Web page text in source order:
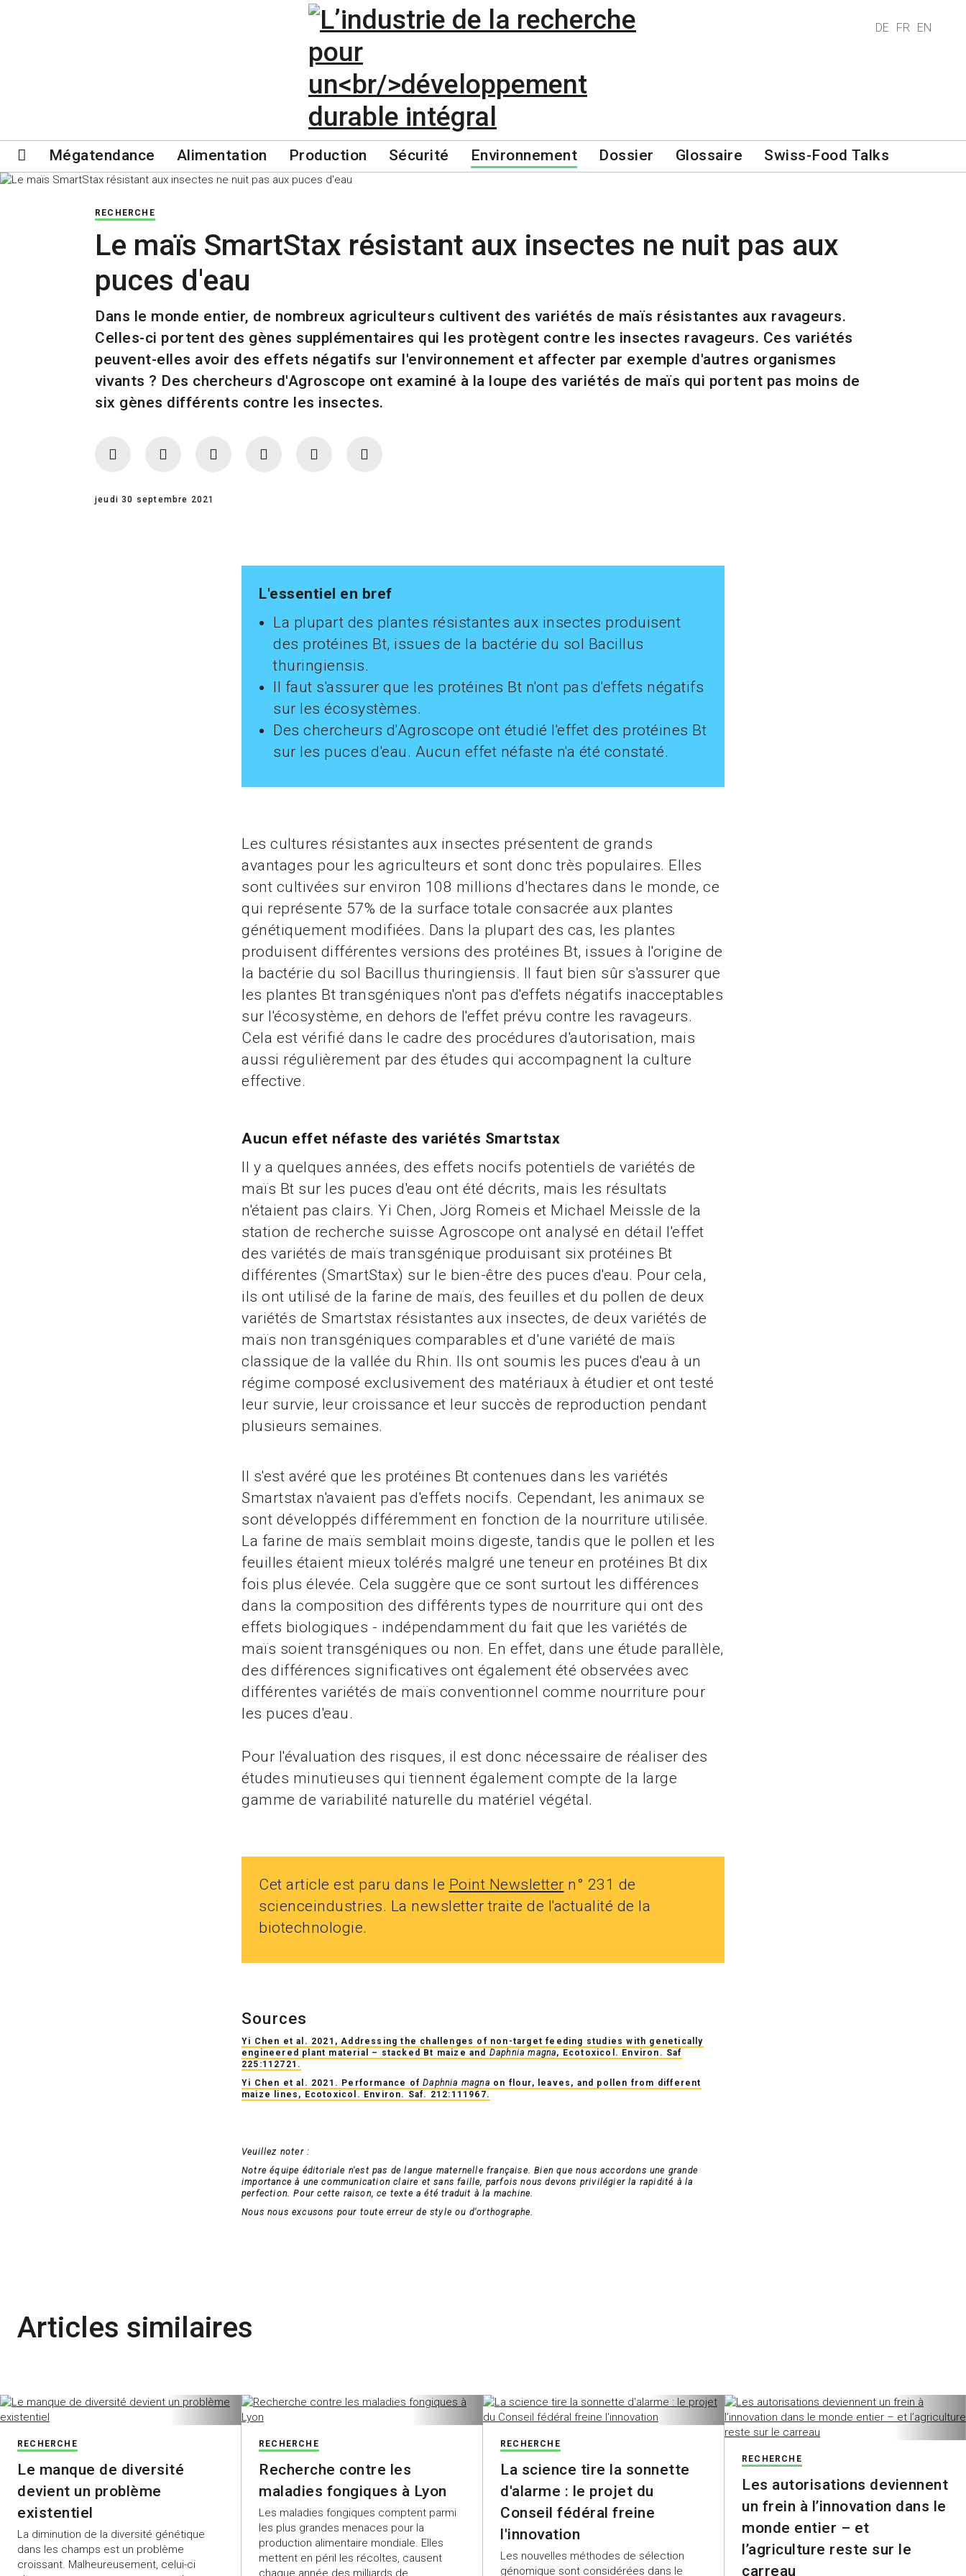
DE FR EN
Mégatendance Alimentation Production Sécurité Environnement Dossier Glossaire Swiss-Food Talks
RECHERCHE
Le maïs SmartStax résistant aux insectes ne nuit pas aux
puces d'eau
Dans le monde entier, de nombreux agriculteurs cultivent des variétés de maïs résistantes aux ravageurs.
Celles-ci portent des gènes supplémentaires qui les protègent contre les insectes ravageurs. Ces variétés
peuvent-elles avoir des effets négatifs sur l'environnement et affecter par exemple d'autres organismes
vivants ? Des chercheurs d'Agroscope ont examiné à la loupe des variétés de maïs qui portent pas moins de
six gènes différents contre les insectes.
jeudi 30 septembre 2021
L'essentiel en bref
La plupart des plantes résistantes aux insectes produisent
des protéines Bt, issues de la bactérie du sol Bacillus
thuringiensis.
Il faut s'assurer que les protéines Bt n'ont pas d'effets négatifs
sur les écosystèmes.
Des chercheurs d'Agroscope ont étudié l'effet des protéines Bt
sur les puces d'eau. Aucun effet néfaste n'a été constaté.
Les cultures résistantes aux insectes présentent de grands
avantages pour les agriculteurs et sont donc très populaires. Elles
sont cultivées sur environ 108 millions d'hectares dans le monde, ce
qui représente 57% de la surface totale consacrée aux plantes
génétiquement modifiées. Dans la plupart des cas, les plantes
produisent différentes versions des protéines Bt, issues à l'origine de
la bactérie du sol Bacillus thuringiensis. Il faut bien sûr s'assurer que
les plantes Bt transgéniques n'ont pas d'effets négatifs inacceptables
sur l'écosystème, en dehors de l'effet prévu contre les ravageurs.
Cela est vérifié dans le cadre des procédures d'autorisation, mais
aussi régulièrement par des études qui accompagnent la culture
effective.
Aucun effet néfaste des variétés Smartstax
Il y a quelques années, des effets nocifs potentiels de variétés de
maïs Bt sur les puces d'eau ont été décrits, mais les résultats
n'étaient pas clairs. Yi Chen, Jörg Romeis et Michael Meissle de la
station de recherche suisse Agroscope ont analysé en détail l'effet
des variétés de maïs transgénique produisant six protéines Bt
différentes (SmartStax) sur le bien-être des puces d'eau. Pour cela,
ils ont utilisé de la farine de maïs, des feuilles et du pollen de deux
variétés de Smartstax résistantes aux insectes, de deux variétés de
maïs non transgéniques comparables et d'une variété de maïs
classique de la vallée du Rhin. Ils ont soumis les puces d'eau à un
régime composé exclusivement des matériaux à étudier et ont testé
leur survie, leur croissance et leur succès de reproduction pendant
plusieurs semaines.
Il s'est avéré que les protéines Bt contenues dans les variétés
Smartstax n'avaient pas d'effets nocifs. Cependant, les animaux se
sont développés différemment en fonction de la nourriture utilisée.
La farine de maïs semblait moins digeste, tandis que le pollen et les
feuilles étaient mieux tolérés malgré une teneur en protéines Bt dix
fois plus élevée. Cela suggère que ce sont surtout les différences
dans la composition des différents types de nourriture qui ont des
effets biologiques - indépendamment du fait que les variétés de
maïs soient transgéniques ou non. En effet, dans une étude parallèle,
des différences significatives ont également été observées avec
différentes variétés de maïs conventionnel comme nourriture pour
les puces d'eau.
Pour l'évaluation des risques, il est donc nécessaire de réaliser des
études minutieuses qui tiennent également compte de la large
gamme de variabilité naturelle du matériel végétal.
Cet article est paru dans le Point Newsletter n° 231 de
scienceindustries. La newsletter traite de l'actualité de la
biotechnologie.
Sources
Yi Chen et al. 2021, Addressing the challenges of non-target feeding studies with genetically
engineered plant material – stacked Bt maize and Daphnia magna, Ecotoxicol. Environ. Saf
225:112721.
Yi Chen et al. 2021. Performance ofDaphnia magna on flour, leaves, and pollen from different
maize lines, Ecotoxicol. Environ. Saf. 212:111967.
Veuillez noter :
Notre équipe éditoriale n'est pas de langue maternelle française. Bien que nous accordons une grande
importance à une communication claire et sans faille, parfois nous devons privilégier la rapidité à la
perfection. Pour cette raison, ce texte a été traduit à la machine.
Nous nous excusons pour toute erreur de style ou d'orthographe.
Articles similaires
RECHERCHE
Le manque de diversité
devient un problème
existentiel
La diminution de la diversité génétique
dans les champs est un problème
croissant. Malheureusement, celui-ci
RECHERCHE
Recherche contre les
maladies fongiques à Lyon
Les maladies fongiques comptent parmi
les plus grandes menaces pour la
production alimentaire mondiale. Elles
mettent en péril les récoltes, causent
chaque année des milliards de
RECHERCHE
La science tire la sonnette
d'alarme : le projet du
Conseil fédéral freine
l'innovation
Les nouvelles méthodes de sélection
génomique sont considérées dans le
RECHERCHE
Les autorisations deviennent
un frein à l’innovation dans le
monde entier – et
l’agriculture reste sur le
carreau